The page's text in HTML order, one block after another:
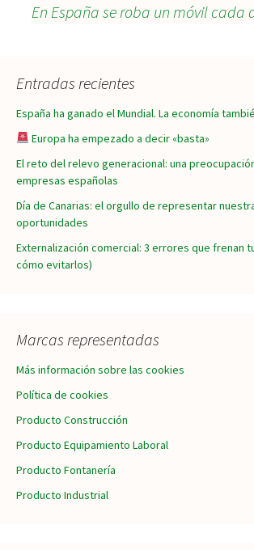
de
entradas
En España se roba un móvil cada
Entradas recientes
España ha ganado el Mundial. La economía
Europa ha empezado a decir «basta»
El reto del relevo generacional: una
empresas españolas
Día de Canarias: el orgullo de representar
oportunidades
Externalización comercial: 3 errores que frenan
cómo evitarlos)
Marcas representadas
Más información sobre las cookies
Política de cookies
Producto Construcción
Producto Equipamiento Laboral
Producto Fontanería
Producto Industrial